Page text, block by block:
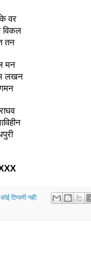
के वर
विकल
तन
मन
लखन
कोई टिप्पणी नहीं: